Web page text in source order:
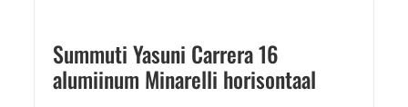
Summuti Yasuni Carrera 16
alumiinum Minarelli horisontaal